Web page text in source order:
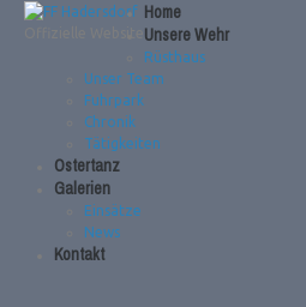
Home
Unsere Wehr
Rüsthaus
Unser Team
Fuhrpark
Chronik
Tätigkeiten
Ostertanz
Galerien
Einsätze
News
Kontakt